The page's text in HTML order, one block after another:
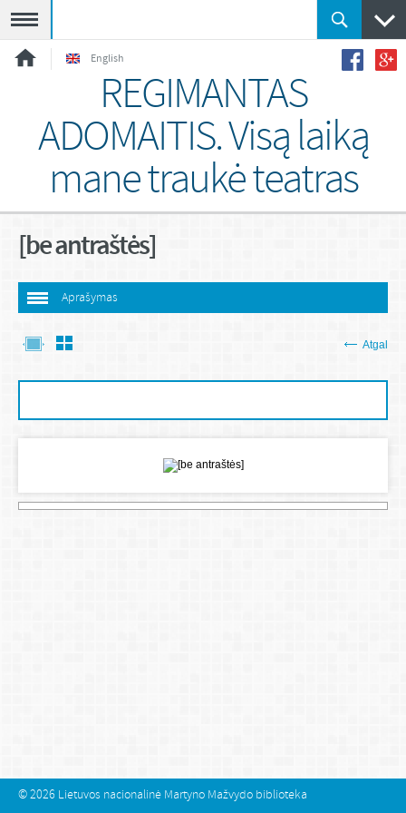
English
REGIMANTAS
ADOMAITIS. Visą laiką
mane traukė teatras
[be antraštės]
Aprašymas
Atgal
© 2026 Lietuvos nacionalinė Martyno Mažvydo biblioteka